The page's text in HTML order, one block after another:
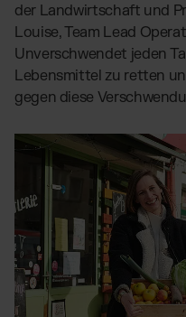
der Landwirtschaft und
Louise, Team Lead
Unverschwendet jeden
Lebensmittel zu retten
gegen diese